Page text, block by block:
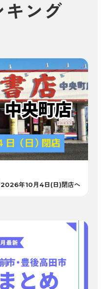
キング
2026年10月4日(日)閉店へ